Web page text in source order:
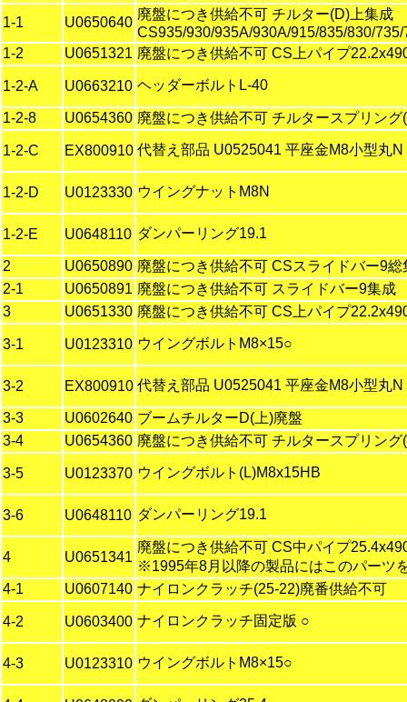
1-1
U0650640
廃盤につき供給不可 チルター(D)上集成
CS935/930/935A/930A/915/835/830/
1-2
U0651321 廃盤につき供給不可 CS上パイプ
1-2-A U0663210 ヘッダーボルトL-40
1-2-8 U0654360 廃盤につき供給不可 チルタースプリング
1-2-C EX800910 代替え部品 U0525041 平座金M8小型丸N
1-2-D U0123330 ウイングナットM8N
1-2-E U0648110 ダンパーリング19.1
2 U0650890 廃盤につき供給不可 CSスライドバー9総
2-1
U0650891 廃盤につき供給不可 スライドバー9集成
3
U0651330 廃盤につき供給不可 CS上パイプ
3-1 U0123310 ウイングボルトM8×15○
3-2 EX800910 代替え部品 U0525041 平座金M8小型丸N
3-3 U0602640 ブームチルターD(上)廃盤
3-4
U0654360 廃盤につき供給不可 チルタースプリング
3-5 U0123370 ウイングボルト(L)M8x15HB
3-6 U0648110 ダンパーリング19.1
4 U0651341
廃盤につき供給不可 CS中パイプ
※1995年8月以降の製品にはこのパーツ
4-1
U0607140 ナイロンクラッチ(25-22)廃番供給不可
4-2 U0603400 ナイロンクラッチ固定版 ○
4-3 U0123310 ウイングボルトM8×15○